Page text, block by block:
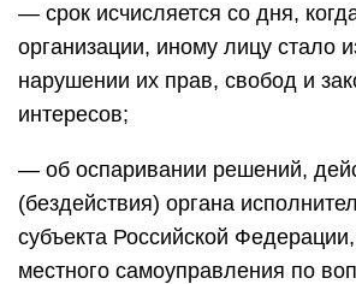
— срок исчисляется со дня,
организации, иному лицу стало
нарушении их прав, свобод и
интересов;
— об оспаривании решений,
(бездействия) органа
субъекта Российской
местного самоуправления по